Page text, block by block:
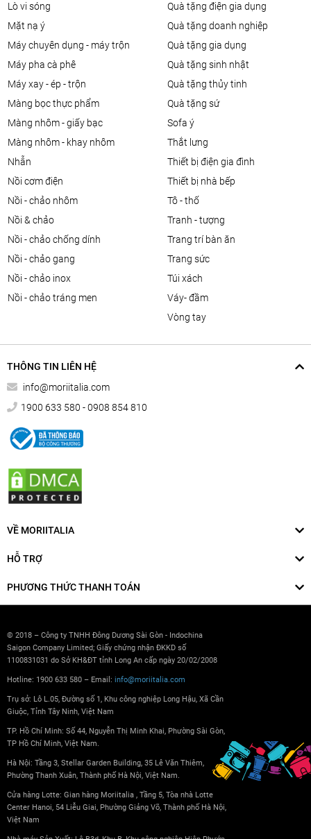
lò vi sóng
mặt nạ ý
máy chuyên dụng - máy trộn
máy pha cà phê
máy xay - ép - trộn
màng bọc thực phẩm
màng nhôm - giấy bạc
màng nhôm - khay nhôm
nhẫn
nồi cơm điện
nồi - chảo nhôm
nồi & chảo
nồi - chảo chống dính
nồi - chảo gang
nồi - chảo inox
nồi - chảo tráng men
quà tặng điện gia dụng
quà tặng doanh nghiệp
quà tặng gia dụng
quà tặng sinh nhật
quà tặng thủy tinh
quà tặng sứ
sofa ý
thắt lưng
thiết bị điện gia đình
thiết bị nhà bếp
tô - thố
tranh - tượng
trang trí bàn ăn
trang sức
túi xách
váy- đầm
vòng tay
THÔNG TIN LIÊN HỆ
info@moriitalia.com
1900 633 580 - 0908 854 810
VỀ MORIITALIA
HỖ TRỢ
PHƯƠNG THỨC THANH TOÁN
© 2018 – Công ty TNHH Đông Dương Sài Gòn - Indochina
Saigon Company Limited; Giấy chứng nhận ĐKKD số
1100831031 do Sở KH&ĐT tỉnh Long An cấp ngày 20/02/2008
Hotline: 1900 633 580 – Email: info@moriitalia.com
Trụ sở: Lô L.05, Đường số 1, Khu công nghiệp Long Hậu, Xã Cần
Giuộc, Tỉnh Tây Ninh, Việt Nam
TP. Hồ Chí Minh: Số 44, Nguyễn Thị Minh Khai, Phường Sài Gòn,
TP Hồ Chí Minh, Việt Nam.
Hà Nội: Tầng 3, Stellar Garden Building, 35 Lê Văn Thiêm,
Phường Thanh Xuân, Thành phố Hà Nội, Việt Nam.
Cửa hàng Lotte: Gian hàng Moriitalia , Tầng 5, Tòa nhà Lotte
Center Hanoi, 54 Liễu Giai, Phường Giảng Võ, Thành phố Hà Nội,
Việt Nam